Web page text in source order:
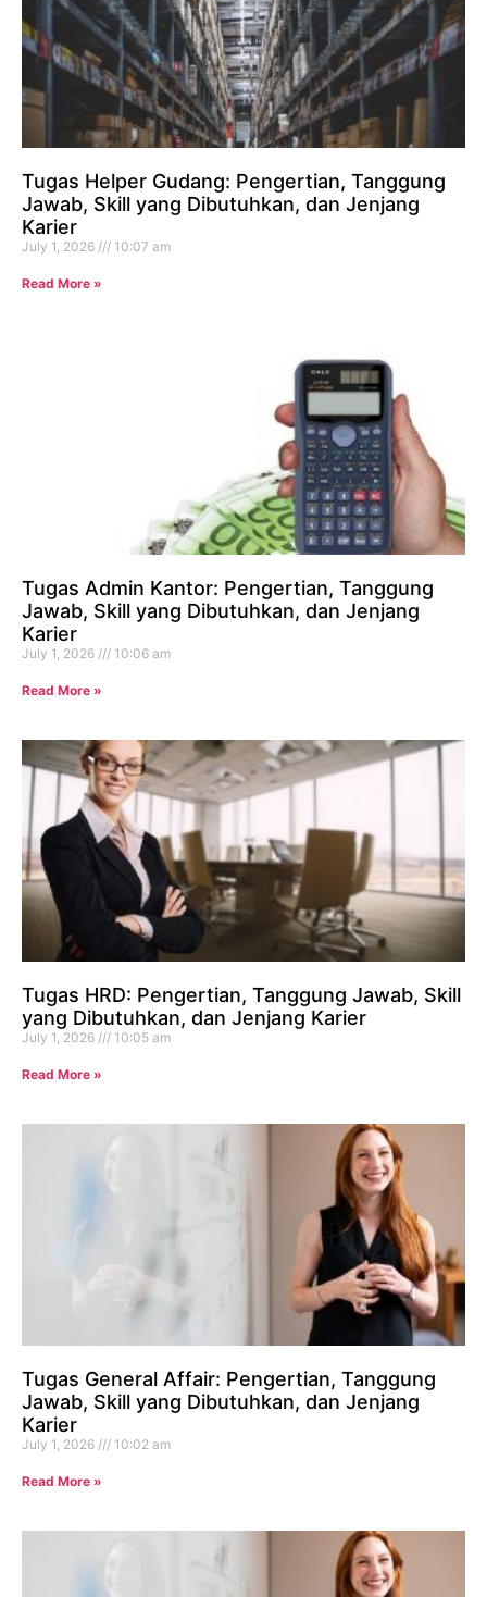
Tugas Helper Gudang: Pengertian, Tanggung
Jawab, Skill yang Dibutuhkan, dan Jenjang
Karier
July 1, 2026 10:07 am
Read More »
Tugas Admin Kantor: Pengertian, Tanggung
Jawab, Skill yang Dibutuhkan, dan Jenjang
Karier
July 1, 2026 10:06 am
Read More »
Tugas HRD: Pengertian, Tanggung Jawab, Skill
yang Dibutuhkan, dan Jenjang Karier
July 1, 2026 10:05 am
Read More »
Tugas General Affair: Pengertian, Tanggung
Jawab, Skill yang Dibutuhkan, dan Jenjang
Karier
July 1, 2026 10:02 am
Read More »